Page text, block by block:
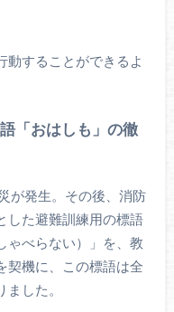
動することができるよ
「おはしも」の徹
が発生。その後、消防
した避難訓練用の標語
ゃべらない）」を、教
契機に、この標語は全
した。